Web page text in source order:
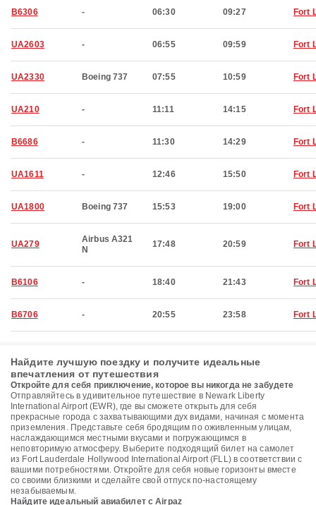
B6306 - 06:30 09:27 Fort
UA2603 - 06:55 09:59 Fort
UA2330 Boeing 737 07:55 10:59 Fort
UA210 - 11:11 14:15 Fort
B6686 - 11:30 14:29 Fort
UA1611 - 12:46 15:50 Fort
UA1800 Boeing 737 15:53 19:00 Fort
UA279
Airbus A321
N
17:48 20:59 Fort
B6106 - 18:40 21:43 Fort
B6706 - 20:55 23:58 Fort
Найдите лучшую поездку и получите идеальные
впечатления от путешествия
Откройте для себя приключение, которое вы никогда не забудете
Отправляйтесь в удивительное путешествие в Newark Liberty
International Airport (EWR), где вы сможете открыть для себя
прекрасные города с захватывающими дух видами, начиная с момента
приземления. Представьте себя бродящим по оживленным улицам,
наслаждающимся местными вкусами и погружающимся в
неповторимую атмосферу. Выберите подходящий билет на самолет
из Fort Lauderdale Hollywood International Airport (FLL) в соответствии с
вашими потребностями. Откройте для себя новые горизонты вместе
со своими близкими и сделайте свой отпуск по-настоящему
незабываемым.
Найдите идеальный авиабилет с Airpaz